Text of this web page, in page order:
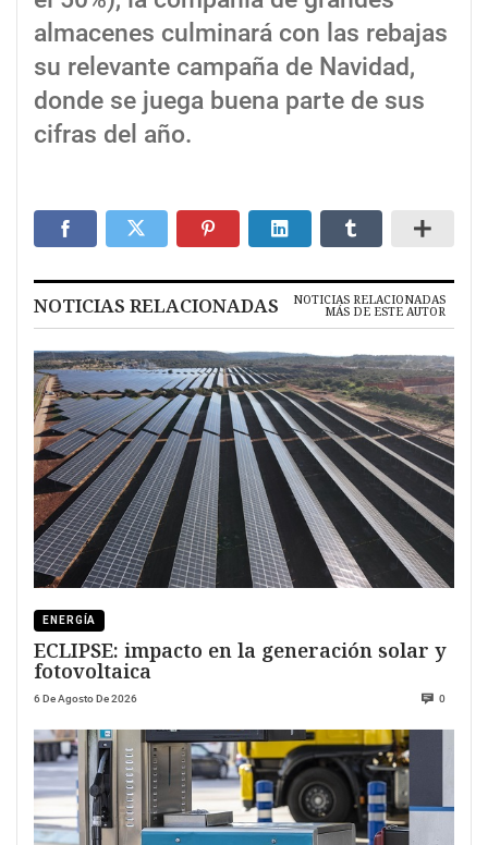
almacenes culminará con las rebajas
su relevante campaña de Navidad,
donde se juega buena parte de sus
cifras del año.
NOTICIAS RELACIONADAS NOTICIAS RELACIONADAS
MÁS DE ESTE AUTOR
ENERGÍA
ECLIPSE: impacto en la generación solar y
fotovoltaica
6 De Agosto De 2026 0